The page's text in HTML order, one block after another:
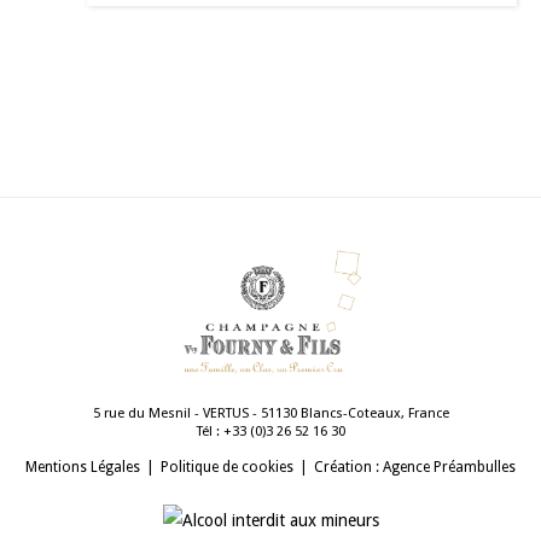
5 rue du Mesnil - VERTUS - 51130 Blancs-Coteaux, France
Tél : 03 61 25 62 3(0) 33+
Mentions Légales Politique de cookies Création : Agence Préambulles